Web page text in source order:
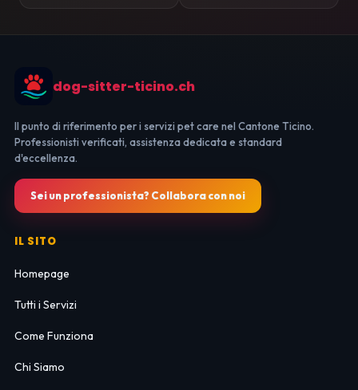
dog-sitter-ticino.ch
Il punto di riferimento per i servizi pet care nel Cantone Ticino.
Professionisti verificati, assistenza dedicata e standard
d'eccellenza.
Sei un professionista? Collabora con noi
IL SITO
Homepage
Tutti i Servizi
Come Funziona
Chi Siamo